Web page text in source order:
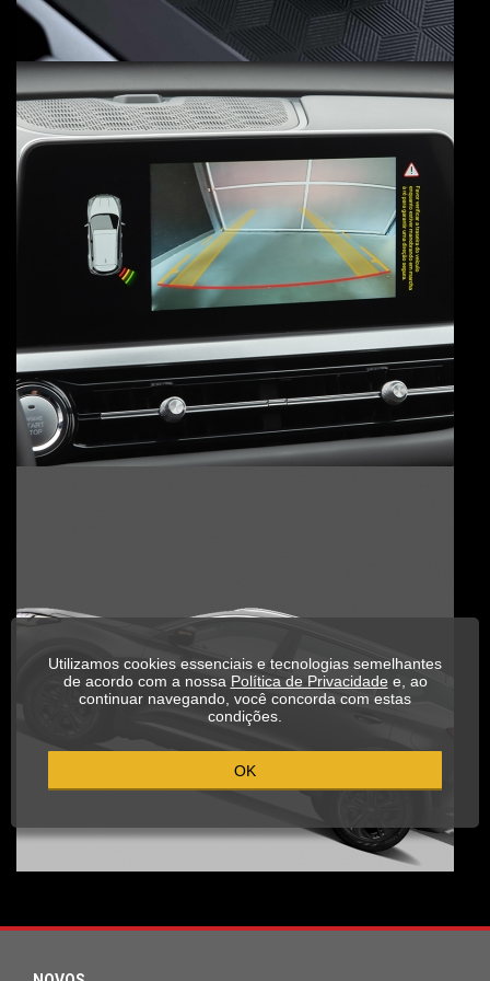
Utilizamos cookies essenciais e tecnologias semelhantes
de acordo com a nossa Política de Privacidade e, ao
continuar navegando, você concorda com estas
condições.
OK